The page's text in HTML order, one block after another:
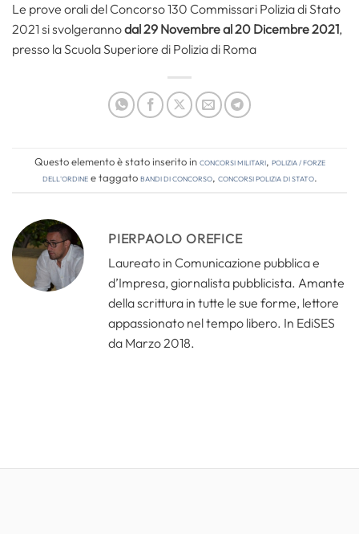
Le prove orali del Concorso 130 Commissari Polizia di Stato
2021 si svolgerannodal 29 Novembre al 20 Dicembre 2021,
presso la Scuola Superiore di Polizia di Roma
Questo elemento è stato inserito inConcorsi Militari, Polizia / Forze
dell'Ordinee taggatobandi di concorso, concorsi polizia di stato.
PIERPAOLO OREFICE
Laureato in Comunicazione pubblica e
d’Impresa, giornalista pubblicista. Amante
della scrittura in tutte le sue forme, lettore
appassionato nel tempo libero. In EdiSES
da Marzo 2018.